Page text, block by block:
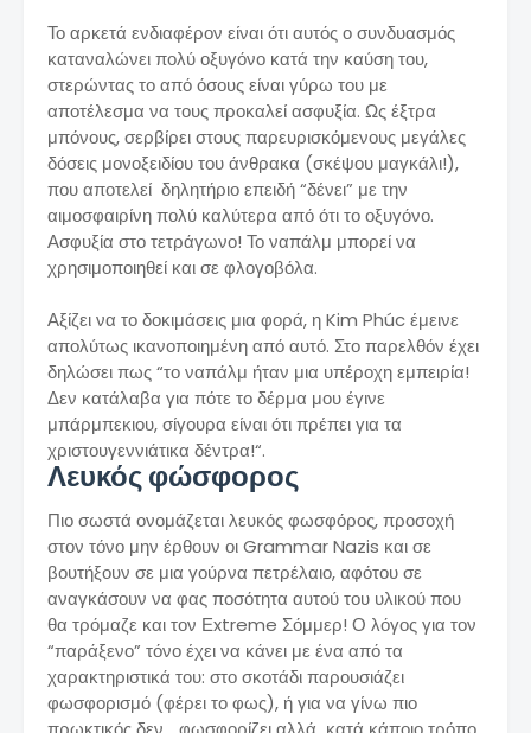
Το αρκετά ενδιαφέρον είναι ότι αυτός ο συνδυασμός
καταναλώνει πολύ οξυγόνο κατά την καύση του,
στερώντας το από όσους είναι γύρω του με
αποτέλεσμα να τους προκαλεί ασφυξία. Ως έξτρα
μπόνους, σερβίρει στους παρευρισκόμενους μεγάλες
δόσεις μονοξειδίου του άνθρακα (σκέψου μαγκάλι!),
που αποτελεί δηλητήριο επειδή “δένει” με την
αιμοσφαιρίνη πολύ καλύτερα από ότι το οξυγόνο.
Ασφυξία στο τετράγωνο! Το ναπάλμ μπορεί να
χρησιμοποιηθεί και σε φλογοβόλα.
Αξίζει να το δοκιμάσεις μια φορά, η Kim Phúc έμεινε
απολύτως ικανοποιημένη από αυτό. Στο παρελθόν έχει
δηλώσει πως “το ναπάλμ ήταν μια υπέροχη εμπειρία!
Δεν κατάλαβα για πότε το δέρμα μου έγινε
μπάρμπεκιου, σίγουρα είναι ότι πρέπει για τα
χριστουγεννιάτικα δέντρα!“.
Λευκός φώσφορος
Πιο σωστά ονομάζεται λευκός φωσφόρος, προσοχή
στον τόνο μην έρθουν οι Grammar Nazis και σε
βουτήξουν σε μια γούρνα πετρέλαιο, αφότου σε
αναγκάσουν να φας ποσότητα αυτού του υλικού που
θα τρόμαζε και τον Εxtreme Σόμμερ! Ο λόγος για τον
“παράξενο” τόνο έχει να κάνει με ένα από τα
χαρακτηριστικά του: στο σκοτάδι παρουσιάζει
φωσφορισμό (φέρει το φως), ή για να γίνω πιο